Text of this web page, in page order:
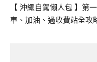
【 沖繩自駕懶人包 】第
車、加油、過收費站全攻